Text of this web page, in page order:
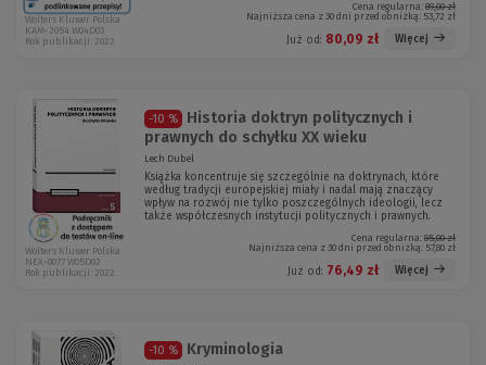
Cena regularna: 89,00 zł
Najniższa cena z 30 dni przed obniżką: 53,72 zł
Już od: 80,09 zł Więcej
Wolters Kluwer Polska
KAM-2054 W04D03
Rok publikacji: 2022
-10 %
Historia doktryn politycznych i
prawnych do schyłku XX wieku
Lech Dubel
Książka koncentruje się szczególnie na doktrynach, które
według tradycji europejskiej miały i nadal mają znaczący
wpływ na rozwój nie tylko poszczególnych ideologii, lecz
także współczesnych instytucji politycznych i prawnych.
Cena regularna: 85,00 zł
Najniższa cena z 30 dni przed obniżką: 57,80 zł
Już od: 76,49 zł Więcej
Wolters Kluwer Polska
NEX-0077 W05D02
Rok publikacji: 2022
-10 % Kryminologia